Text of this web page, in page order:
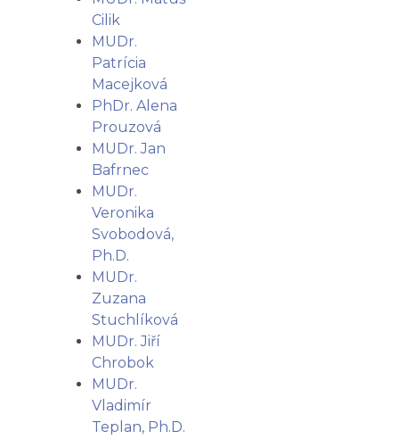
Cilik
MUDr.
Patrícia
Macejková
PhDr. Alena
Prouzová
MUDr. Jan
Bafrnec
MUDr.
Veronika
Svobodová,
Ph.D.
MUDr.
Zuzana
Stuchlíková
MUDr. Jiří
Chrobok
MUDr.
Vladimír
Teplan, Ph.D.